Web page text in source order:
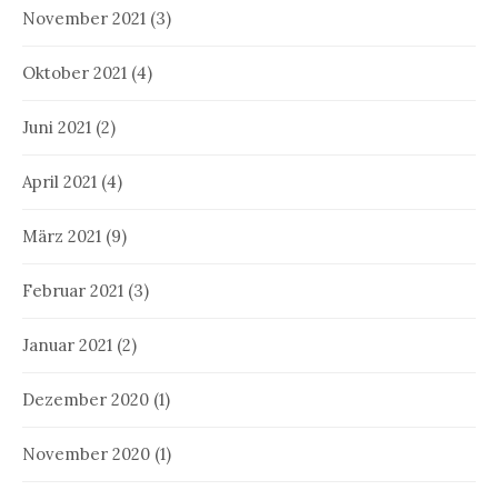
November 2021 (3)
Oktober 2021 (4)
Juni 2021 (2)
April 2021 (4)
März 2021 (9)
Februar 2021 (3)
Januar 2021 (2)
Dezember 2020 (1)
November 2020 (1)